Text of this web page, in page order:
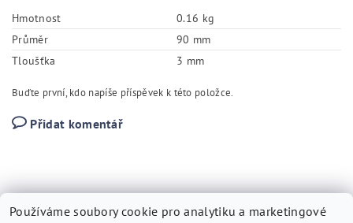
Hmotnost
0.16 kg
Průměr
90 mm
Tloušťka
3 mm
Buďte první, kdo napíše příspěvek k této položce.
Přidat komentář
Používáme soubory cookie pro analytiku a marketingové